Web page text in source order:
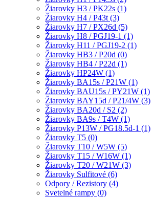
Žiarovky H3 / PK22s (1)
Žiarovky H4 / P43t (3)
Žiarovky H7 / PX26d (5)
Žiarovky H8 / PGJ19-1 (1)
Žiarovky H11 / PGJ19-2 (1)
Žiarovky HB3 / P20d (0)
Žiarovky HB4 / P22d (1)
Žiarovky HP24W (1)
Žiarovky BA15s / P21W (1)
Žiarovky BAU15s / PY21W (1)
Žiarovky BAY15d / P21/4W (3)
Žiarovky BA20d / S2 (2)
Žiarovky BA9s / T4W (1)
Žiarovky P13W / PG18.5d-1 (1)
Žiarovky T5 (0)
Žiarovky T10 / W5W (5)
Žiarovky T15 / W16W (1)
Žiarovky T20 / W21W (3)
Žiarovky Sulfitové (6)
Odpory / Rezistory (4)
Svetelné rampy (0)